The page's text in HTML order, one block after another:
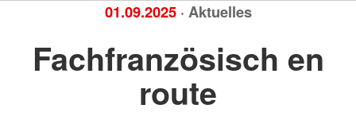
01.09.2025 · Aktuelles
Fachfranzösisch en
route